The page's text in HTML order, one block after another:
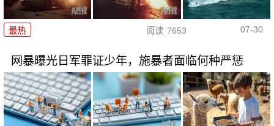
最热 阅读 7653 07-30
网暴曝光日军罪证少年，施暴者面临何种严惩